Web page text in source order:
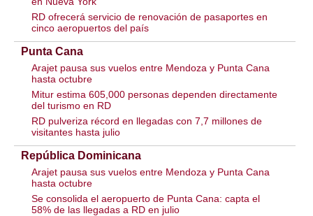
RD ofrecerá servicio de renovación de pasaportes en
cinco aeropuertos del país
Punta Cana
Arajet pausa sus vuelos entre Mendoza y Punta Cana
hasta octubre
Mitur estima 605,000 personas dependen directamente
del turismo en RD
RD pulveriza récord en llegadas con 7,7 millones de
visitantes hasta julio
República Dominicana
Arajet pausa sus vuelos entre Mendoza y Punta Cana
hasta octubre
Se consolida el aeropuerto de Punta Cana: capta el
58% de las llegadas a RD en julio